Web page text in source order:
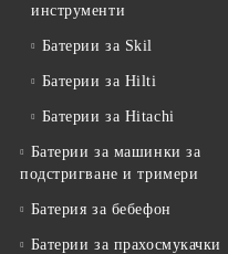
инструменти
Батерии за Skil
Батерии за Hilti
Батерии за Hitachi
Батерии за машинки за
подстригване и тримери
Батерия за бебефон
Батерии за прахосмукачки